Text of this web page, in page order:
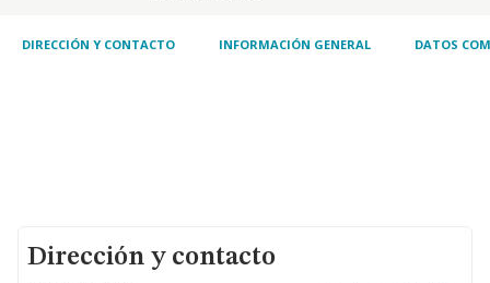
DIRECCIÓN Y CONTACTO INFORMACIÓN GENERAL DATOS
Dirección y contacto